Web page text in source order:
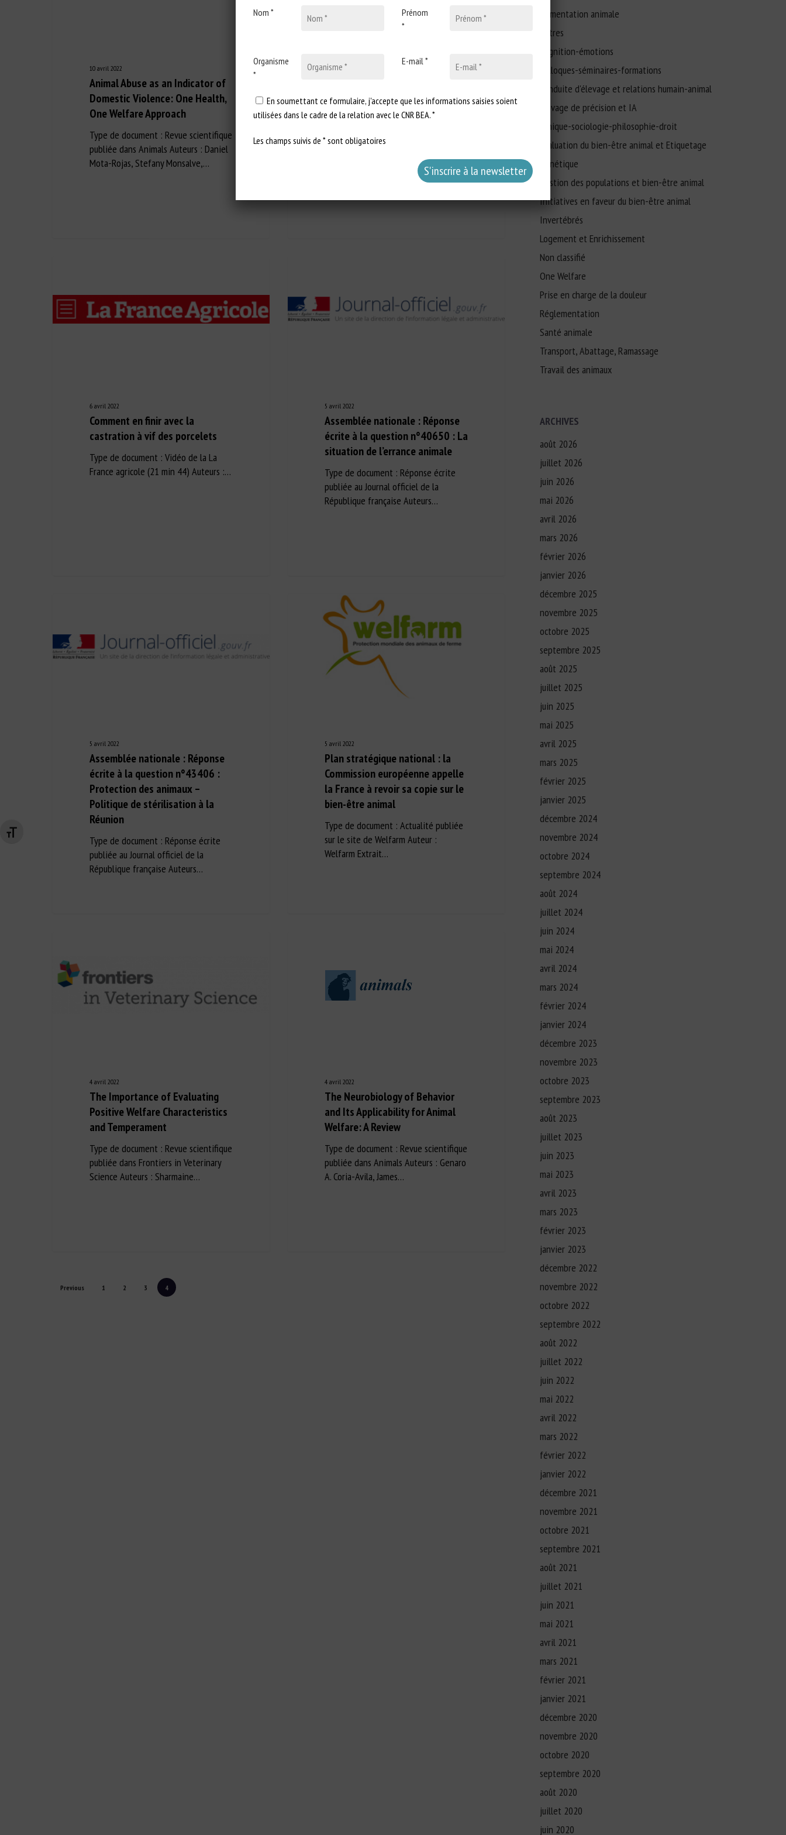
Changer la taille de la police
10 avril 2022
Animal Abuse as an Indicator of
Domestic Violence: One Health,
One Welfare Approach
Type de document : Revue scientifique
publiée dans Animals Auteurs : Daniel
Mota-Rojas, Stefany Monsalve,…
6 avril 2022
Français et leurs animaux
confirme la médicalisation
Type de document : Article publié
dans la Dépêche vétérinaire Auteur :
6 avril 2022
Comment en finir avec la
castration à vif des porcelets
Type de document : Vidéo de la La
France agricole (21 min 44) Auteurs :…
5 avril 2022
Assemblée nationale : Réponse
écrite à la question n°40650 : La
situation de l’errance animale
Type de document : Réponse écrite
publiée au Journal officiel de la
République française Auteurs…
5 avril 2022
Assemblée nationale : Réponse
écrite à la question n°43406 :
Protection des animaux –
Politique de stérilisation à la
Réunion
Type de document : Réponse écrite
publiée au Journal officiel de la
République française Auteurs…
5 avril 2022
Plan stratégique national : la
Commission européenne appelle
la France à revoir sa copie sur le
bien-être animal
Type de document : Actualité publiée
sur le site de Welfarm Auteur :
Welfarm Extrait…
4 avril 2022
The Importance of Evaluating
Positive Welfare Characteristics
and Temperament
Type de document : Revue scientifique
publiée dans Frontiers in Veterinary
Science Auteurs : Sharmaine…
4 avril 2022
The Neurobiology of Behavior
and Its Applicability for Animal
Welfare: A Review
Type de document : Revue scientifique
publiée dans Animals Auteurs : Genaro
A. Coria-Avila, James…
Previous 1 2 3 4
Alimentation animale
Autres
Cognition-émotions
Colloques-séminaires-formations
Conduite d'élevage et relations humain-animal
Elevage de précision et IA
Ethique-sociologie-philosophie-droit
Evaluation du bien-être animal et Etiquetage
Génétique
Gestion des populations et bien-être animal
Initiatives en faveur du bien-être animal
Invertébrés
Logement et Enrichissement
Non classifié
One Welfare
Prise en charge de la douleur
Réglementation
Santé animale
Transport, Abattage, Ramassage
Travail des animaux
ARCHIVES
août 2026
juillet 2026
juin 2026
mai 2026
avril 2026
mars 2026
février 2026
janvier 2026
décembre 2025
novembre 2025
octobre 2025
septembre 2025
août 2025
juillet 2025
juin 2025
mai 2025
avril 2025
mars 2025
février 2025
janvier 2025
décembre 2024
novembre 2024
octobre 2024
septembre 2024
août 2024
juillet 2024
juin 2024
mai 2024
avril 2024
mars 2024
février 2024
janvier 2024
décembre 2023
novembre 2023
octobre 2023
septembre 2023
août 2023
juillet 2023
juin 2023
mai 2023
avril 2023
mars 2023
février 2023
janvier 2023
décembre 2022
novembre 2022
octobre 2022
septembre 2022
août 2022
juillet 2022
juin 2022
mai 2022
avril 2022
mars 2022
février 2022
janvier 2022
décembre 2021
novembre 2021
octobre 2021
septembre 2021
août 2021
juillet 2021
juin 2021
mai 2021
avril 2021
mars 2021
février 2021
janvier 2021
décembre 2020
novembre 2020
octobre 2020
septembre 2020
août 2020
juillet 2020
juin 2020
Nom *
Prénom
*
Organisme
*
E-mail *
En soumettant ce formulaire, j'accepte que les informations saisies soient
utilisées dans le cadre de la relation avec le CNR BEA. *
Les champs suivis de * sont obligatoires